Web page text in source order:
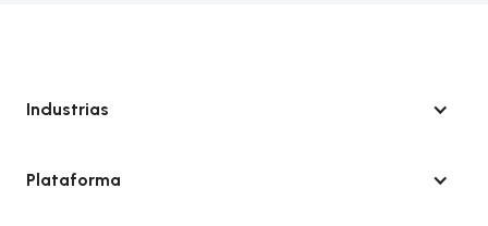
Industrias
Plataforma